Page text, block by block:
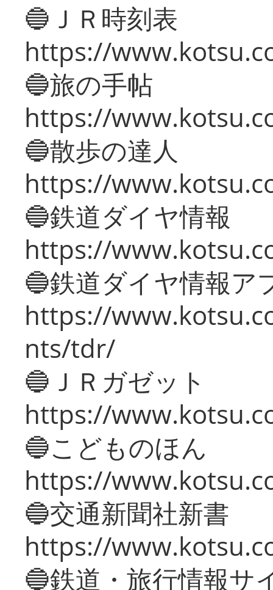
🔵ＪＲ時刻表
https://
🔵旅の手帖
https://
🔵散歩の達人
https://
🔵鉄道ダイヤ情報
https://
🔵鉄道ダイヤ情報ア
https://
nts/tdr/
🔵ＪＲガゼット
https://
🔵こどものほん
https://
🔵交通新聞社新書
https://
🔵鉄道・旅行情報サ